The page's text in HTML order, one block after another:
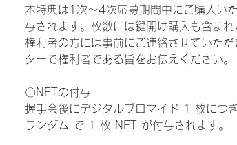
本特典は1次〜4次応募期間中にご購入い
与されます。枚数には鍵開け購入も含まれ
権利者の方には事前にご連絡させていた
ターで権利者である旨をお伝えください。
〇NFTの付与
握手会後にデジタルブロマイド 1 枚につ
ランダム で 1 枚 NFT が付与されます。